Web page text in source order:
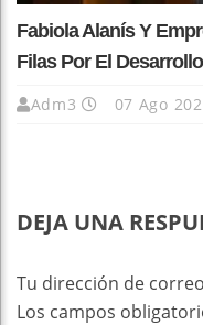
Fabiola Alanís Y
Filas Por El
Adm3 07 Ago
DEJA UNA
Tu dirección de
Los campos